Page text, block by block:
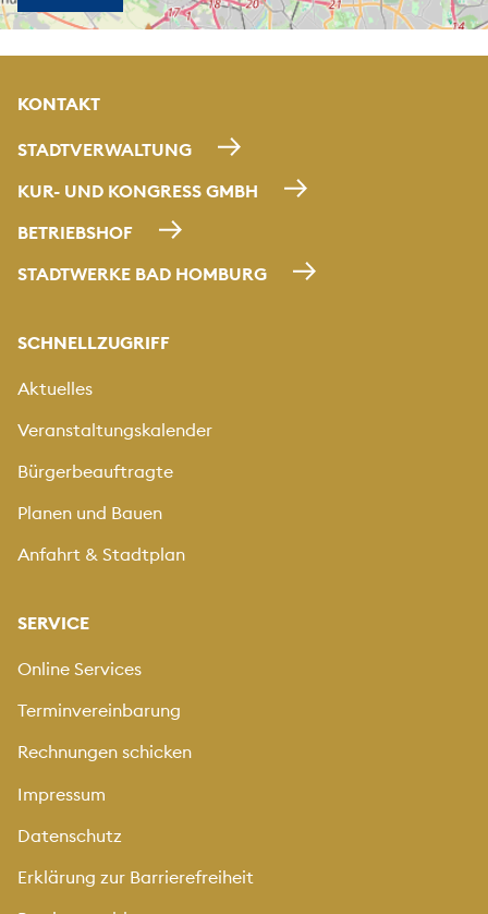
KONTAKT
STADTVERWALTUNG
KUR- UND KONGRESS GMBH
BETRIEBSHOF
STADTWERKE BAD HOMBURG
SCHNELLZUGRIFF
Aktuelles
Veranstaltungskalender
Bürgerbeauftragte
Planen und Bauen
Anfahrt & Stadtplan
SERVICE
Online Services
Terminvereinbarung
Rechnungen schicken
Impressum
Datenschutz
Erklärung zur Barrierefreiheit